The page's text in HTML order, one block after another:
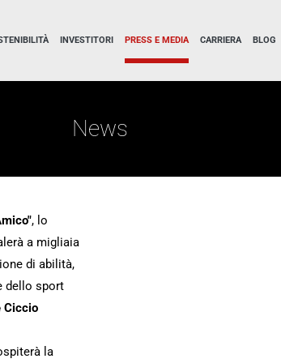
INVESTITORI PRESS E MEDIA CARRIERA BLOG
News
, lo
a migliaia
di abilità,
dello sport
Ciccio
la